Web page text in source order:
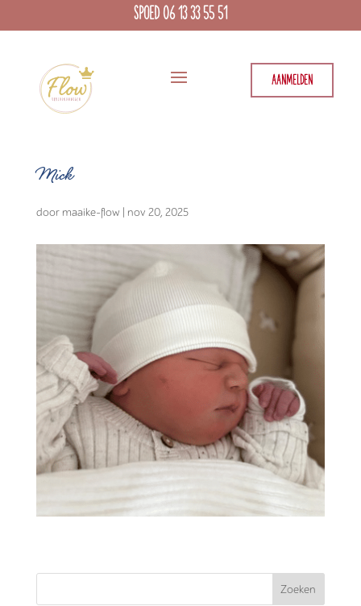
SPOED 06 13 33 55 51
AANMELDEN
Mick
door maaike-flow | nov 20, 2025